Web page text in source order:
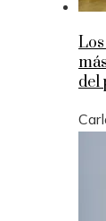
del